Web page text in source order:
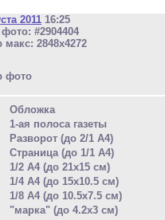
2011 16:25
#2904404
макс: 2848x4272
фото
Обложка
1-ая полоса газеты
Разворот (до 2/1 A4)
Страница (до 1/1 A4)
1/2 A4 (до 21x15 см)
1/4 A4 (до 15x10.5 см)
1/8 A4 (до 10.5x7.5 см)
"марка" (до 4.2x3 см)